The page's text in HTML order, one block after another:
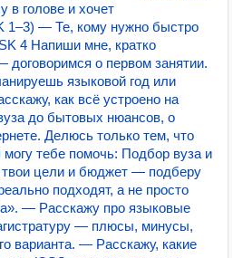
в голове и хочет
1–3) — Те, кому нужно быстро
4 Напиши мне, кратко
договоримся о первом занятии.
языковой год или
как всё устроено на
до бытовых нюансов, о
Делюсь только тем, что
тебе помочь: Подбор вуза и
цели и бюджет — подберу
подходят, а не просто
— Расскажу про языковые
— плюсы, минусы,
варианта. — Расскажу, какие